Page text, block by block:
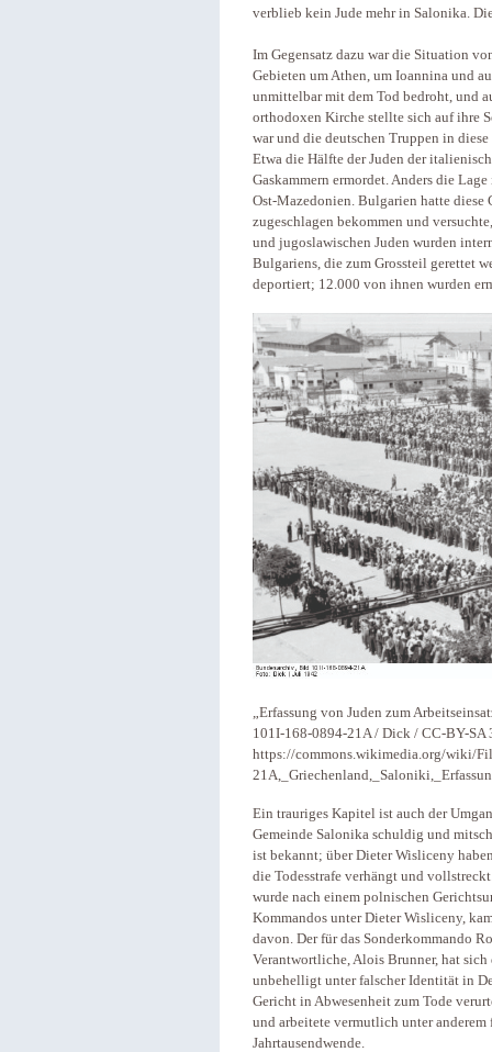
verblieb kein Jude mehr in Salonika.
Im Gegensatz dazu war die Situation
Gebieten um Athen, um Ioannina und
unmittelbar mit dem Tod bedroht, und
orthodoxen Kirche stellte sich auf ihre
war und die deutschen Truppen in
Etwa die Hälfte der Juden der
Gaskammern ermordet. Anders die
Ost-Mazedonien. Bulgarien hatte
zugeschlagen bekommen und
und jugoslawischen Juden wurden
Bulgariens, die zum Grossteil gerettet
deportiert; 12.000 von ihnen wurden
„Erfassung von Juden zum
101I-168-0894-21A / Dick / CC-BY-SA
https://commons.wikimedia.org/wiki/
Ein trauriges Kapitel ist auch der
Gemeinde Salonika schuldig und
ist bekannt; über Dieter Wisliceny
die Todesstrafe verhängt und
wurde nach einem polnischen
Kommandos unter Dieter Wisliceny,
davon. Der für das Sonderkommando
Verantwortliche, Alois Brunner, hat
unbehelligt unter falscher Identität in
Gericht in Abwesenheit zum Tode
und arbeitete vermutlich unter anderem
Jahrtausendwende.